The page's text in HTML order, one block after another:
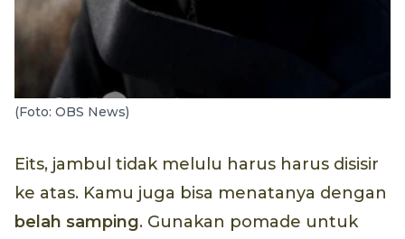
(Foto: OBS News)
Eits, jambul tidak melulu harus harus disisir
ke atas. Kamu juga bisa menatanya dengan
belah samping. Gunakan pomade untuk